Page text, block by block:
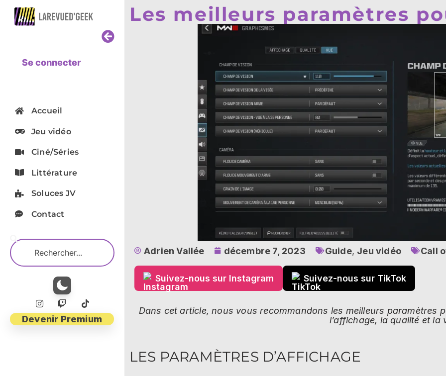
Se connecter
Accueil
Jeu vidéo
Ciné/Séries
Littérature
Soluces JV
Contact
Devenir Premium
Les meilleurs paramètres
Adrien Vallée décembre 7, 2023 Guide, Jeu vidéo Call
Suivez-nous sur Instagram Suivez-nous sur TikTok
Dans cet article, nous vous recommandons les meilleurs paramètres
l’affichage, la qualité et la
LES PARAMÈTRES D’AFFICHAGE